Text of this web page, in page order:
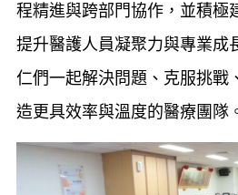
程精進與跨部門協作，並積極
提升醫護人員凝聚力與專業成
仁們一起解決問題、克服挑戰
造更具效率與溫度的醫療團隊